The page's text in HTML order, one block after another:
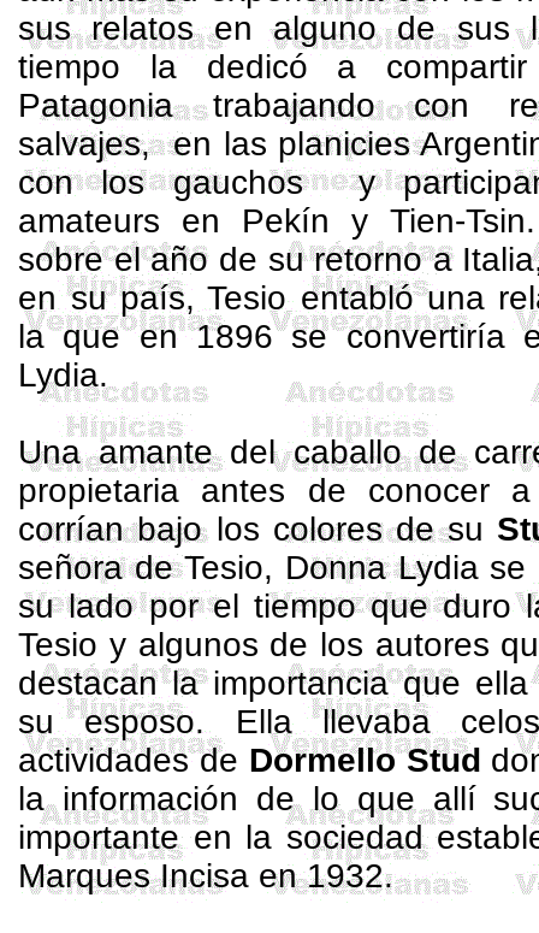
sus relatos en alguno de sus
tiempo la dedicó a
Patagonia trabajando con
salvajes, en las planicies
con los gauchos y
amateurs en Pekín y Tien-Tsin
sobre el año de su retorno a
en su país, Tesio entabló una
la que en 1896 se convertiría
Lydia.
Una amante del caballo de
propietaria antes de conocer
corrían bajo los colores de su
señora de Tesio, Donna Lydia
su lado por el tiempo que duro
Tesio y algunos de los autores
destacan la importancia que
su esposo. Ella llevaba
actividades de Dormello Stud
la información de lo que allí
importante en la sociedad
Marques Incisa en 1932.